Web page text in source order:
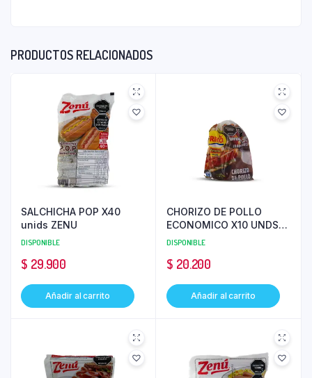
PRODUCTOS RELACIONADOS
SALCHICHA POP X40
unids ZENU
DISPONIBLE
$ 29.900
Añadir al carrito
CHORIZO DE POLLO
ECONOMICO X10 UNDS
FRIKO
DISPONIBLE
$ 20.200
Añadir al carrito